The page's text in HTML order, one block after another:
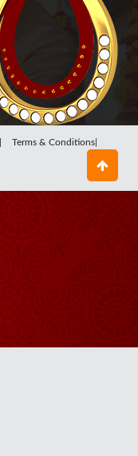
Terms & Conditions|